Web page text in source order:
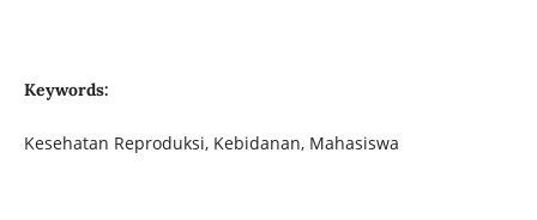
Keywords:
Kesehatan Reproduksi, Kebidanan, Mahasiswa